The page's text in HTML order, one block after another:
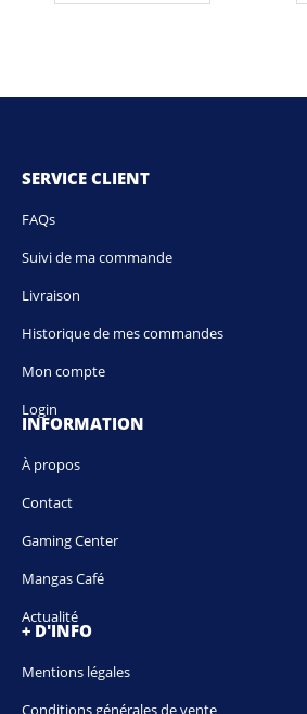
SERVICE CLIENT
FAQs
Suivi de ma commande
Livraison
Historique de mes commandes
Mon compte
Login
INFORMATION
À propos
Contact
Gaming Center
Mangas Café
Actualité
+ D'INFO
Mentions légales
Conditions générales de vente